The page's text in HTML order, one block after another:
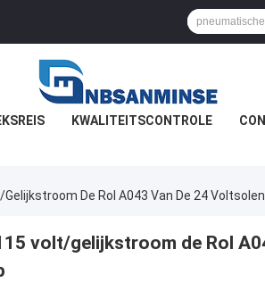
KWALITEITSCONTROLE
gelijkstroom De Rol A043 Van De 24
volt/gelijkstroom de Rol